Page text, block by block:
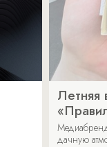
Летняя
дачную